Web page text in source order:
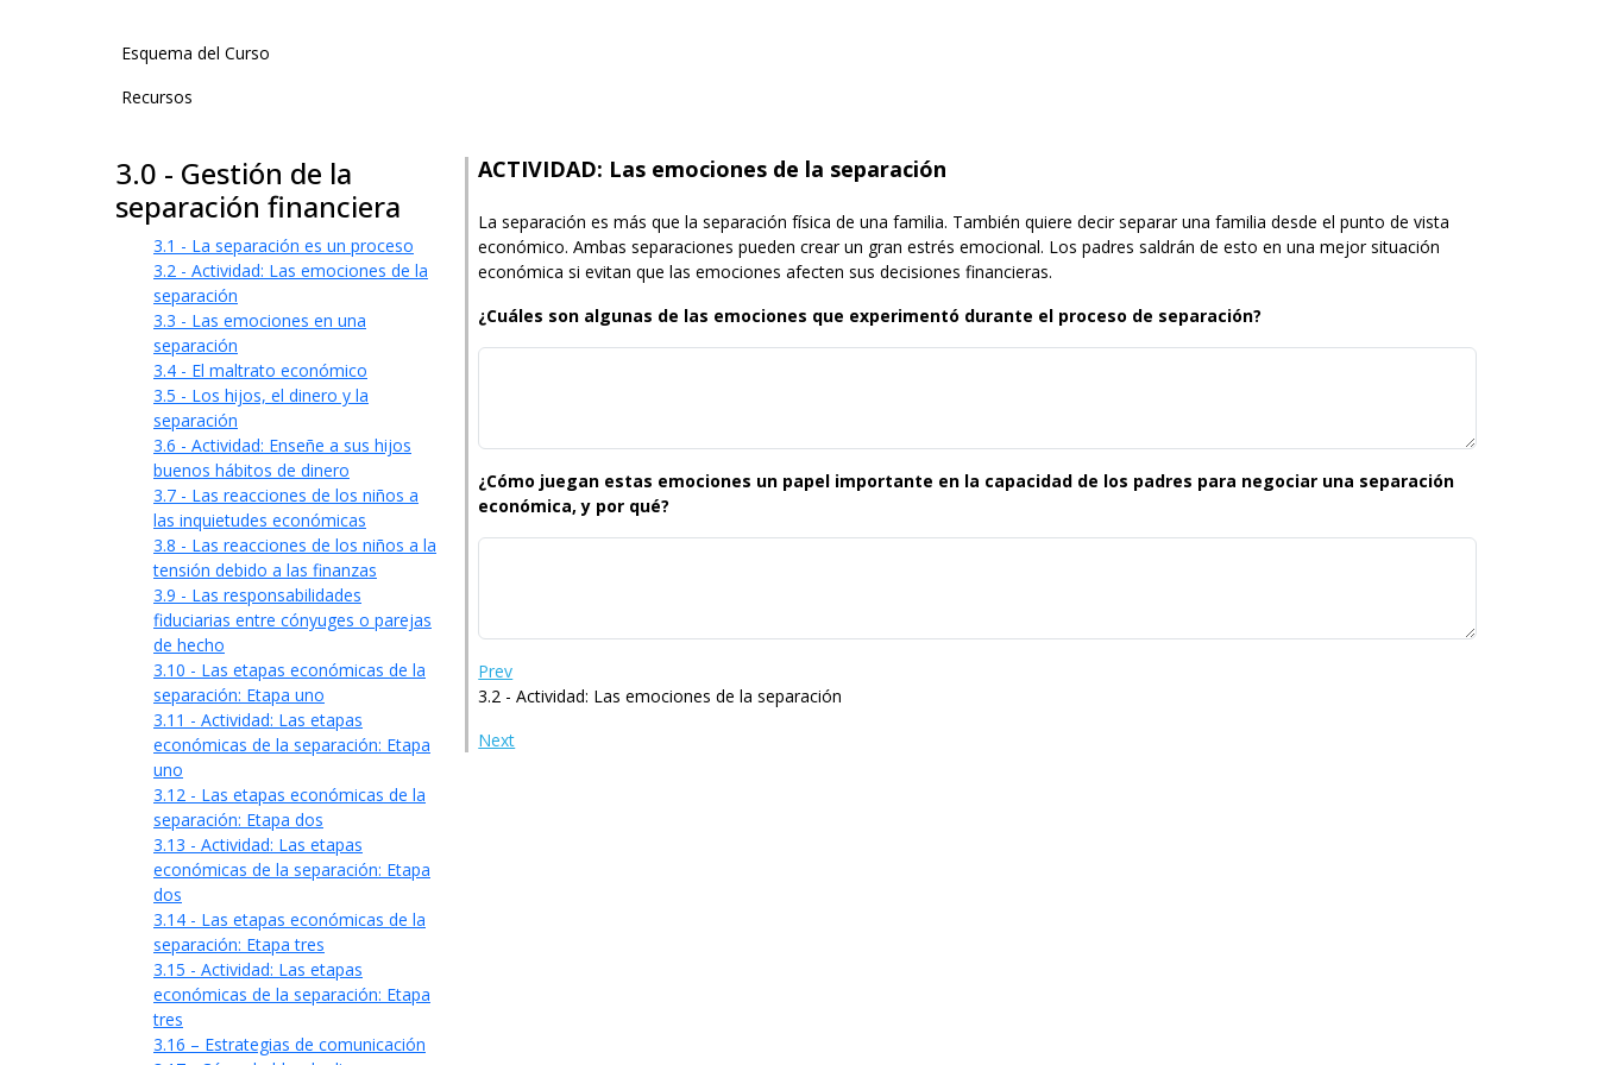
User account menu
Esquema del Curso
Recursos
3.0 - Gestión de la
separación financiera
3.1 - La separación es un proceso
3.2 - Actividad: Las emociones de la
separación
3.3 - Las emociones en una
separación
3.4 - El maltrato económico
3.5 - Los hijos, el dinero y la
separación
3.6 - Actividad: Enseñe a sus hijos
buenos hábitos de dinero
3.7 - Las reacciones de los niños a
las inquietudes económicas
3.8 - Las reacciones de los niños a la
tensión debido a las finanzas
3.9 - Las responsabilidades
fiduciarias entre cónyuges o parejas
de hecho
3.10 - Las etapas económicas de la
separación: Etapa uno
3.11 - Actividad: Las etapas
económicas de la separación: Etapa
uno
3.12 - Las etapas económicas de la
separación: Etapa dos
3.13 - Actividad: Las etapas
económicas de la separación: Etapa
dos
3.14 - Las etapas económicas de la
separación: Etapa tres
3.15 - Actividad: Las etapas
económicas de la separación: Etapa
tres
3.16 – Estrategias de comunicación
ACTIVIDAD: Las emociones de la separación
La separación es más que la separación física de una familia. También quiere decir separar una familia desde el punto de vista
económico. Ambas separaciones pueden crear un gran estrés emocional. Los padres saldrán de esto en una mejor situación
económica si evitan que las emociones afecten sus decisiones financieras.
¿Cuáles son algunas de las emociones que experimentó durante el proceso de separación?
¿Cómo juegan estas emociones un papel importante en la capacidad de los padres para negociar una separación
económica, y por qué?
Prev
3.2 - Actividad: Las emociones de la separación
Next